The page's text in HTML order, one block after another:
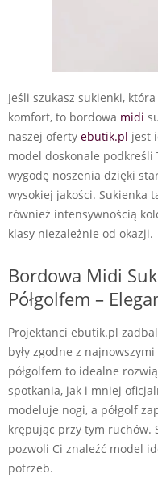
Jeśli szukasz sukienki,
komfort, to bordowa midi
naszej oferty ebutik.pl jest
model doskonale podkreśli
wygodę noszenia dzięki
wysokiej jakości. Sukienka
również intensywnością
klasy niezależnie od okazji.
Bordowa Midi
Półgolfem –
Projektanci ebutik.pl
były zgodne z
półgolfem to idealne
spotkania, jak i mniej
modeluje nogi, a półgolf
krępując przy tym ruchów.
pozwoli Ci znaleźć model
potrzeb.